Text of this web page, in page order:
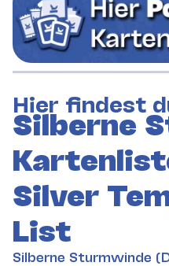
Hier findest
Silberne
Silver
List
Silberne Sturmwinde